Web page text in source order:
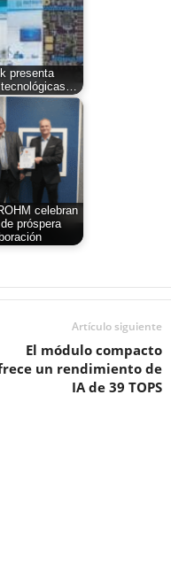
presenta
celebran
próspera
Artículo siguiente
El módulo compacto
un rendimiento de
IA de 39 TOPS